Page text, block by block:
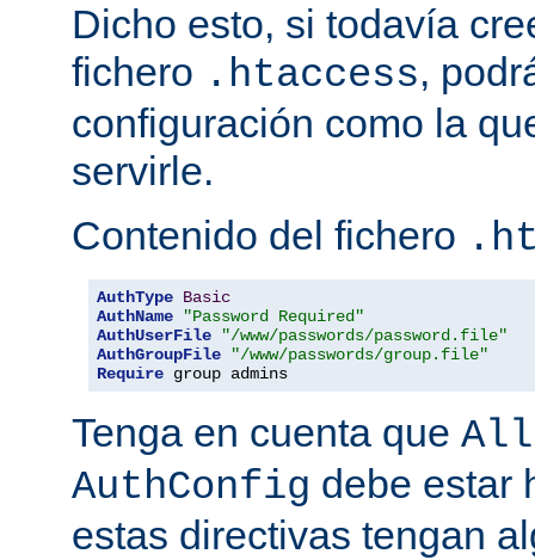
Dicho esto, si todavía
fichero .htaccess,
configuración como la
servirle.
Contenido del fichero
AuthType Basic
AuthName
"Password Required"
AuthUserFile
"/www/passwords/password.file"
AuthGroupFile
"/www/passwords/group.file"
Require group admins
Tenga en cuenta que
AuthConfig debe estar
estas directivas tengan